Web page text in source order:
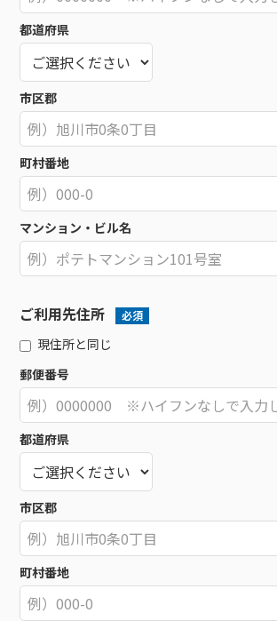
都道府県
市区郡
町村番地
マンション・ビル名
ご利用先住所 必須
現住所と同じ
郵便番号
都道府県
市区郡
町村番地